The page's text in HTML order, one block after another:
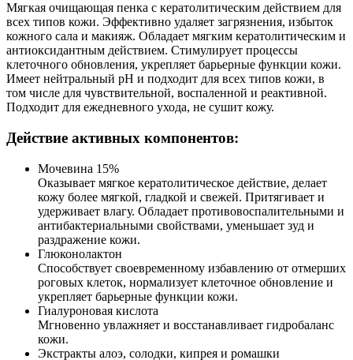
Мягкая очищающая пенка с кератолитическим действием для
всех типов кожи. Эффективно удаляет загрязнения, избыток
кожного сала и макияж. Обладает мягким кератолитическим и
антиоксидантным действием. Стимулирует процессы
клеточного обновления, укрепляет барьерные функции кожи.
Имеет нейтральный pH и подходит для всех типов кожи, в
том числе для чувствительной, воспаленной и реактивной.
Подходит для ежедневного ухода, не сушит кожу.
Действие активных компонентов:
Мочевина 15%
Оказывает мягкое кератолитическое действие, делает
кожу более мягкой, гладкой и свежей. Притягивает и
удерживает влагу. Обладает противовоспалительными и
антибактериальными свойствами, уменьшает зуд и
раздражение кожи.
Глюконолактон
Способствует своевременному избавлению от отмерших
роговых клеток, нормализует клеточное обновление и
укрепляет барьерные функции кожи.
Гиалуроновая кислота
Мгновенно увлажняет и восстанавливает гидробаланс
кожи.
Экстракты алоэ, солодки, кипрея и ромашки